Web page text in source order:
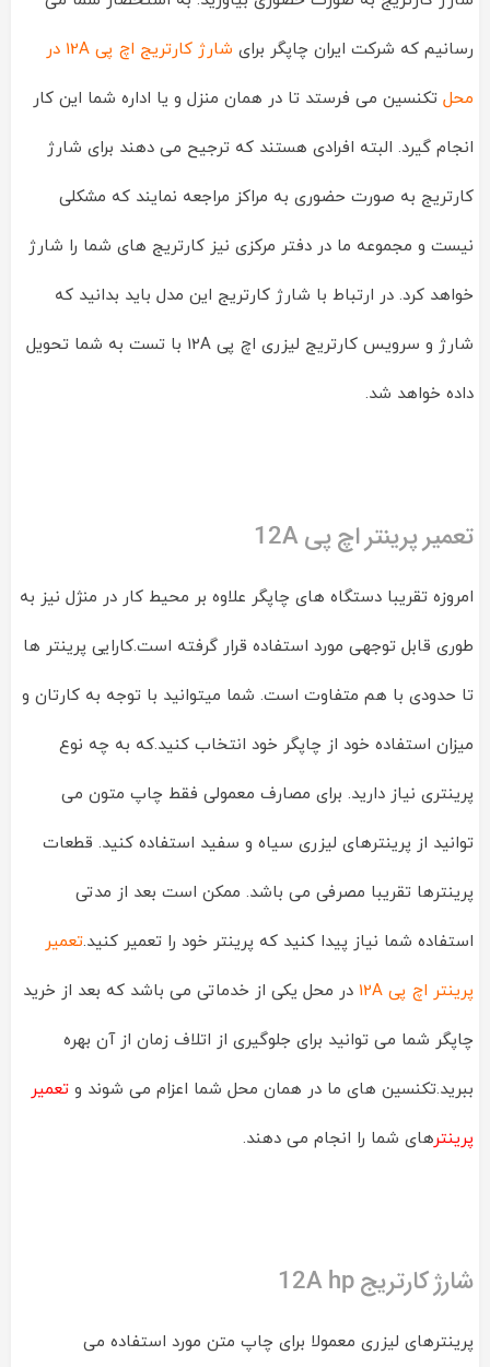
رسانیم که شرکت ایران چاپگر برای شارژ کارتریج اچ پی 12A در
محل تکنسین می فرستد تا در همان منزل و یا اداره شما این کار
انجام گیرد. البته افرادی هستند که ترجیح می دهند برای شارژ
کارتریج به صورت حضوری به مراکز مراجعه نمایند که مشکلی
نیست و مجموعه ما در دفتر مرکزی نیز کارتریج های شما را شارژ
خواهد کرد. در ارتباط با شارژ کارتریج این مدل باید بدانید که
شارژ و سرویس کارتریج لیزری اچ پی 12A با تست به شما تحویل
داده خواهد شد.
تعمیر پرینتر اچ پی 12A
امروزه تقریبا دستگاه های چاپگر علاوه بر محیط کار در منژل نیز به
طوری قابل توجهی مورد استفاده قرار گرفته است.کارایی پرینتر ها
تا حدودی با هم متفاوت است. شما میتوانید با توجه به کارتان و
میزان استفاده خود از چاپگر خود انتخاب کنید.که به چه نوع
پرینتری نیاز دارید. برای مصارف معمولی فقط چاپ متون می
توانید از پرینترهای لیزری سیاه و سفید استفاده کنید. قطعات
پرینترها تقریبا مصرفی می باشد. ممکن است بعد از مدتی
استفاده شما نیاز پیدا کنید که پرینتر خود را تعمیر کنید.تعمیر
پرینتر اچ پی 12A در محل یکی از خدماتی می باشد که بعد از خرید
چاپگر شما می توانید برای جلوگیری از اتلاف زمان از آن بهره
ببرید.تکنسین های ما در همان محل شما اعزام می شوند و تعمیر
پرینترهای شما را انجام می دهند.
شارژ کارتریج 12A hp
پرینترهای لیزری معمولا برای چاپ متن مورد استفاده می